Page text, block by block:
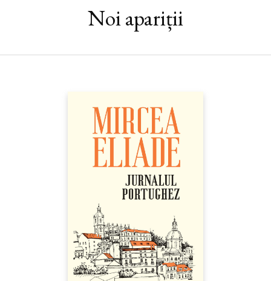
temniţe sau între zidurile convenţiilor şi prejudecăţilor.
Noi apariții